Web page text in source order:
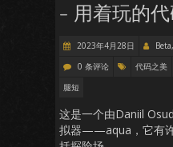
– 用着玩的代
2023年4月28日
0 条评论
代码之美
腿短
这是一个由Daniil
拟器——aqua，它有